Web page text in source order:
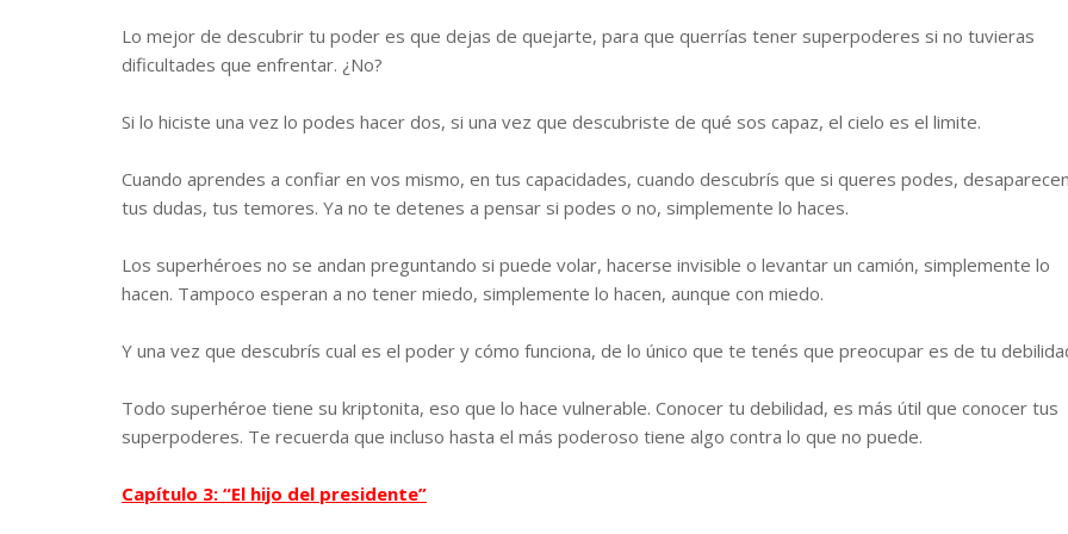
Lo mejor de descubrir tu poder es que dejas de quejarte, para que querrías tener superpoderes si no tuvieras
dificultades que enfrentar. ¿No?
Si lo hiciste una vez lo podes hacer dos, si una vez que descubriste de qué sos capaz, el cielo es el limite.
Cuando aprendes a confiar en vos mismo, en tus capacidades, cuando descubrís que si queres podes,
tus dudas, tus temores. Ya no te detenes a pensar si podes o no, simplemente lo haces.
Los superhéroes no se andan preguntando si puede volar, hacerse invisible o levantar un camión, simplemente lo
hacen. Tampoco esperan a no tener miedo, simplemente lo hacen, aunque con miedo.
Y una vez que descubrís cual es el poder y cómo funciona, de lo único que te tenés que preocupar es de tu
Todo superhéroe tiene su kriptonita, eso que lo hace vulnerable. Conocer tu debilidad, es más útil que conocer tus
superpoderes. Te recuerda que incluso hasta el más poderoso tiene algo contra lo que no puede.
Capítulo 3: “El hijo del presidente”